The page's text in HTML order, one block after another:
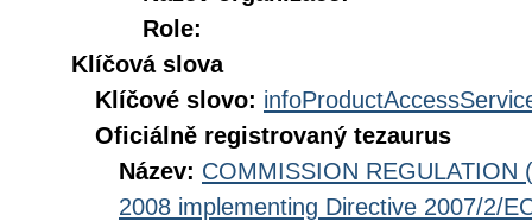
Role:
Klíčová slova
Klíčové slovo:
Oficiálně registrovaný tezaurus
Název: COMMISSION REGULATION
2008 implementing Directive 2007/2/